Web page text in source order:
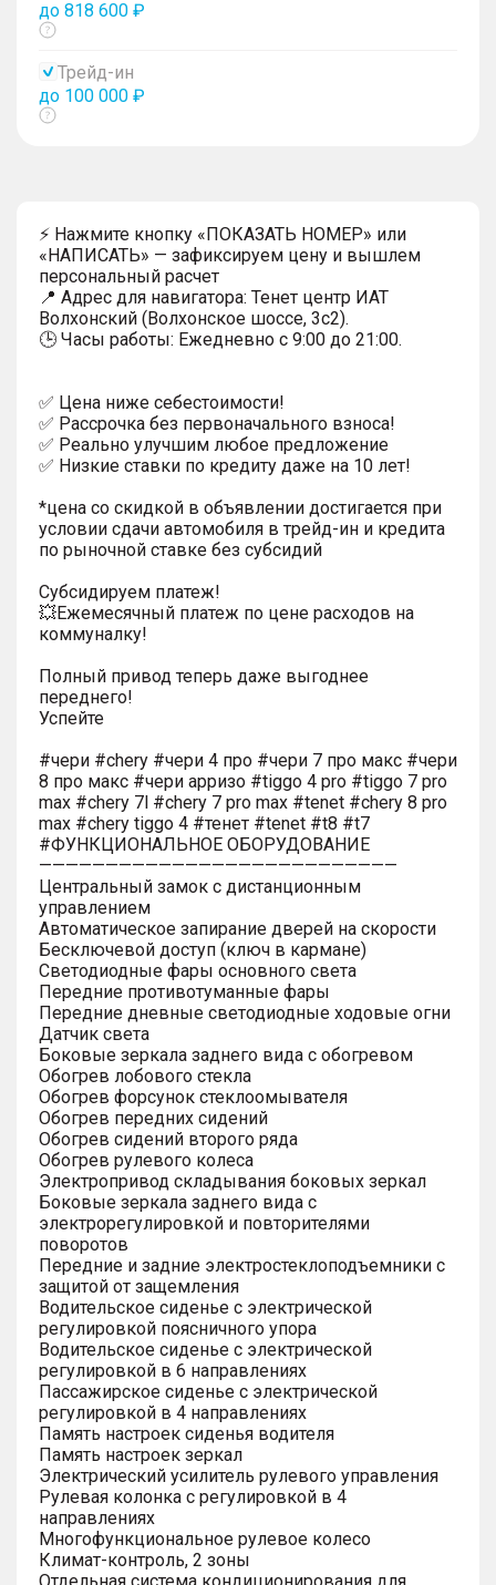
до 818 600 ₽
Показать
Трейд-ин
до 100 000 ₽
Показать
⚡ Нажмите кнопку «ПОКАЗАТЬ НОМЕР» или
«НАПИСАТЬ» — зафиксируем цену и вышлем
персональный расчет
📍 Адрес для навигатора: Тенет центр ИАТ
Волхонский (Волхонское шоссе, 3с2).
🕒 Часы работы: Ежедневно с 9:00 до 21:00.
✅ Цена ниже себестоимости!
✅ Рассрочка без первоначального взноса!
✅ Реально улучшим любое предложение
✅ Низкие ставки по кредиту даже на 10 лет!
*цена со скидкой в объявлении достигается при
условии сдачи автомобиля в трейд-ин и кредита
по рыночной ставке без субсидий
Субсидируем платеж!
💥Ежемесячный платеж по цене расходов на
коммуналку!
Полный привод теперь даже выгоднее
переднего!
Успейте
#чери #chery #чери 4 про #чери 7 про макс #чери
8 про макс #чери арризо #tiggo 4 pro #tiggo 7 pro
max #chery 7l #chery 7 pro max #tenet #chery 8 pro
max #chery tiggo 4 #тенет #tenet #t8 #t7
#ФУНКЦИОНАЛЬНОЕ ОБОРУДОВАНИЕ
———————————————————————————
Центральный замок с дистанционным
управлением
Автоматическое запирание дверей на скорости
Бесключевой доступ (ключ в кармане)
Светодиодные фары основного света
Передние противотуманные фары
Передние дневные светодиодные ходовые огни
Датчик света
Боковые зеркала заднего вида с обогревом
Обогрев лобового стекла
Обогрев форсунок стеклоомывателя
Обогрев передних сидений
Обогрев сидений второго ряда
Обогрев рулевого колеса
Электропривод складывания боковых зеркал
Боковые зеркала заднего вида с
электрорегулировкой и повторителями
поворотов
Передние и задние электростеклоподъемники с
защитой от защемления
Водительское сиденье с электрической
регулировкой поясничного упора
Водительское сиденье с электрической
регулировкой в 6 направлениях
Пассажирское сиденье с электрической
регулировкой в 4 направлениях
Память настроек сиденья водителя
Память настроек зеркал
Электрический усилитель рулевого управления
Рулевая колонка с регулировкой в 4
направлениях
Многофункциональное рулевое колесо
Климат-контроль, 2 зоны
Отдельная система кондиционирования для